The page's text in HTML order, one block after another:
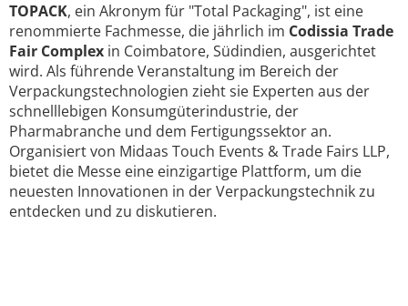
TOPACK, ein Akronym für "Total Packaging", ist eine
renommierte Fachmesse, die jährlich im Codissia Trade
Fair Complex in Coimbatore, Südindien, ausgerichtet
wird. Als führende Veranstaltung im Bereich der
Verpackungstechnologien zieht sie Experten aus der
schnelllebigen Konsumgüterindustrie, der
Pharmabranche und dem Fertigungssektor an.
Organisiert von Midaas Touch Events & Trade Fairs LLP,
bietet die Messe eine einzigartige Plattform, um die
neuesten Innovationen in der Verpackungstechnik zu
entdecken und zu diskutieren.